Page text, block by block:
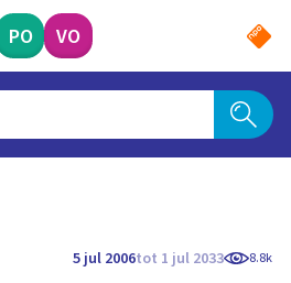
PO VO
5 jul 2006tot 1 jul 2033 8.8k